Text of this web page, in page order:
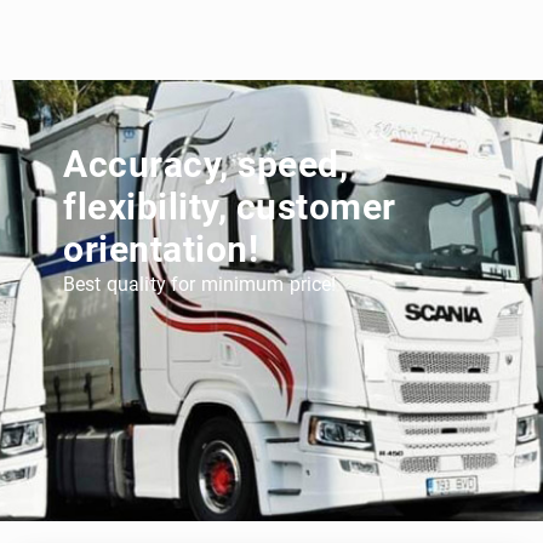
Accuracy, speed,
flexibility, customer
orientation!
Best quality for minimum price!